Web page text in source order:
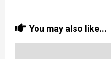
You may also like...